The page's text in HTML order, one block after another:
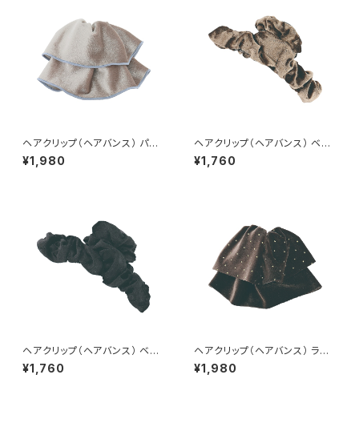
ヘアクリップ（ヘアバンス） パイ
ピング×フリル HHC0596-BE
（ベージュ）
¥1,980
ヘアクリップ（ヘアバンス） ベロ
ア HHC0595-BR（ブラウン）
¥1,760
ヘアクリップ（ヘアバンス） ベロ
ア HHC0595-BK（ブラック）
¥1,760
ヘアクリップ（ヘアバンス） ライ
ンストーン×フリル HHC0597-
BR（ブラウン）
¥1,980